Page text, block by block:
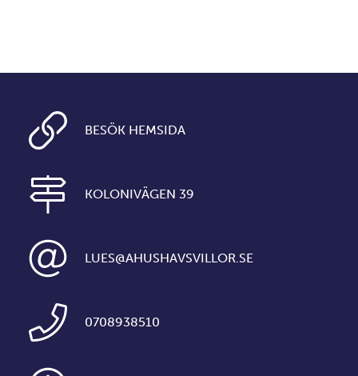
BESÖK HEMSIDA
KOLONIVÄGEN 39
LUES@AHUSHAVSVILLOR.SE
0708938510